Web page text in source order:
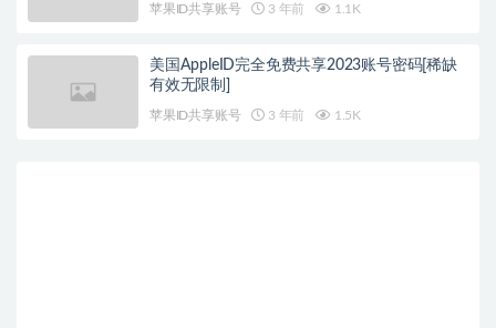
苹果ID共享账号 3 年前 1.1K
美国AppleID完全免费共享2023账号密码[稀缺
有效无限制]
苹果ID共享账号 3 年前 1.5K